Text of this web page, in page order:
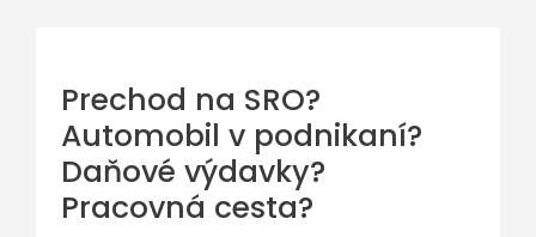
Prechod na SRO?
Automobil v podnikaní?
Daňové výdavky?
Pracovná cesta?